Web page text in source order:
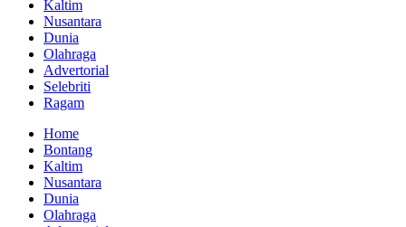
Kaltim
Nusantara
Dunia
Olahraga
Advertorial
Selebriti
Ragam
Home
Bontang
Kaltim
Nusantara
Dunia
Olahraga